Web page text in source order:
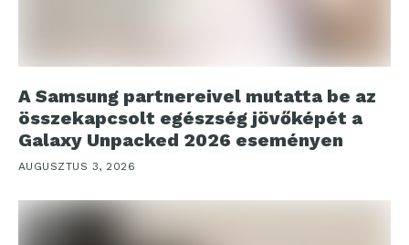
A Samsung partnereivel mutatta be az
összekapcsolt egészség jövőképét a
Galaxy Unpacked 2026 eseményen
AUGUSZTUS 3, 2026